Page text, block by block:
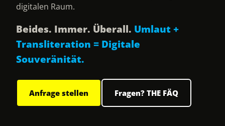
digitalen Raum.
Beides. Immer. Überall. Umlaut +
Transliteration = Digitale
Souveränität.
Anfrage stellen Fragen? THE FÄQ